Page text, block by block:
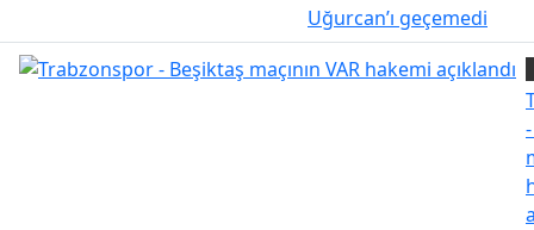
Uğurcan’ı geçemedi